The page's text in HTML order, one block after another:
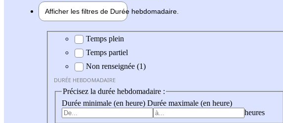
Afficher les filtres de Durée hebdomadaire
Durée hebdomadaire
Temps plein
Temps partiel
Non renseignée (1)
DURÉE HEBDOMADAIRE
Précisez la durée hebdomadaire :
Durée minimale (en heure) Durée maximale (en heure)
heures